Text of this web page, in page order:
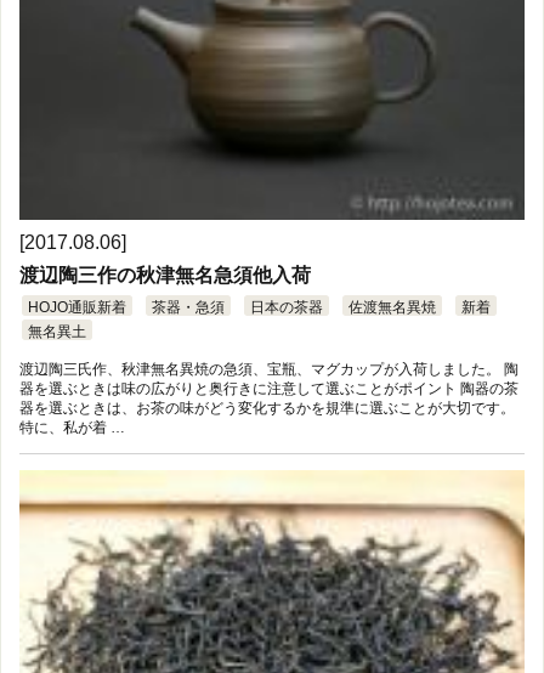
[2017.08.06]
渡辺陶三作の秋津無名急須他入荷
HOJO通販新着 茶器・急須 日本の茶器 佐渡無名異焼
新着
無名異土
渡辺陶三氏作、秋津無名異焼の急須、宝瓶、マグカップが入荷しました。 陶
器を選ぶときは味の広がりと奥行きに注意して選ぶことがポイント 陶器の茶
器を選ぶときは、お茶の味がどう変化するかを規準に選ぶことが大切です。
特に、私が着 …